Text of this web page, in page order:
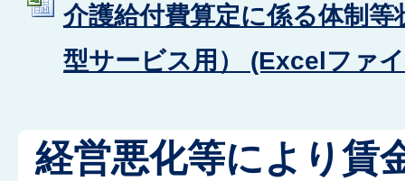
介護給付費算定に係る体制等
型サービス用） (Excelファ
経営悪化等により賃